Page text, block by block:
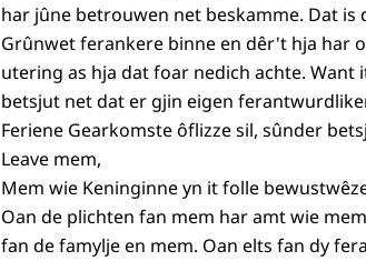
har jûne betrouwen net beskamme. Dat is
Grûnwet ferankere binne en dêr't hja har
utering as hja dat foar nedich achte.
betsjut net dat er gjin eigen
Feriene Gearkomste ôflizze sil, sûnder
Leave mem,
Mem wie Keninginne yn it folle
Oan de plichten fan mem har amt wie
fan de famylje en mem. Oan elts fan dy